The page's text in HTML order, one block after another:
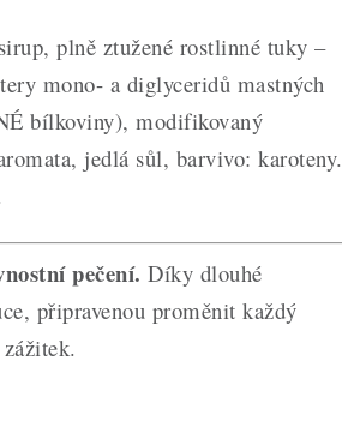
plně ztužené rostlinné tuky –
mono- a diglyceridů mastných
bílkoviny), modifikovaný
jedlá sůl, barvivo: karoteny.
pečení. Díky dlouhé
připravenou proměnit každý